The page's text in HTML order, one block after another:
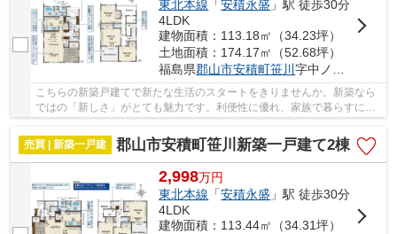
東北本線 「安積永盛 」駅 徒歩30分
4LDK
建物面積：113.18㎡（34.23坪）
土地面積：174.17㎡（52.68坪）
福島県郡山市安積町笹川字中ノ渡戸
こちらの新築戸建てで新たな生活のスタートをきりませんか。新築なら
ではの「新しさ」がとても魅力です。利便性に優れ、家族で暮らすにも
ピッタリな4LDKです。販売価格が3000万円以内...
売買 | 新築一戸建
郡山市安積町笹川新築一戸建て2棟
2,998万円
東北本線 「安積永盛 」駅 徒歩30分
4LDK
建物面積：113.44㎡（34.31坪）